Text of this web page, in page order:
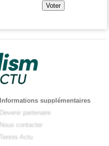
Informations supplémentaires
Devenir partenaire
Nous contacter
Tennis Actu